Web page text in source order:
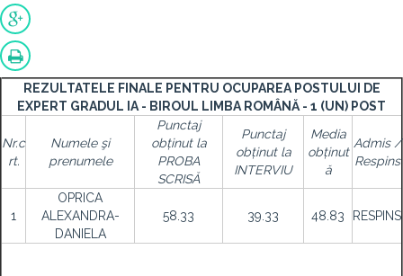
REZULTATELE FINALE PENTRU OCUPAREA POSTULUI DE
EXPERT GRADUL IA - BIROUL LIMBA ROMÂNĂ - 1 (UN) POST
Nr.c
rt.
Numele şi
prenumele
Punctaj
obținut la
PROBA
SCRISĂ
Punctaj
obținut la
INTERVIU
Media
obținut
ă
Admis /
Respins
1
OPRICA
ALEXANDRA-
DANIELA
58.33 39.33 48.83 RESPINS